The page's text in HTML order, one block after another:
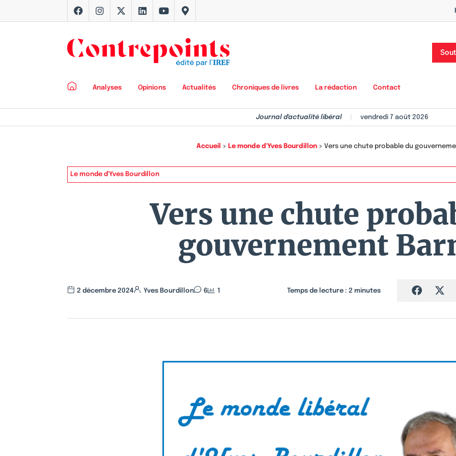
Analyses Opinions Actualités Chroniques de livres La rédaction Contact
Journal d'actualité libéral vendredi 7 août 2026
Accueil > Le monde d'Yves Bourdillon > Vers une chute probable du
Le monde d'Yves Bourdillon
Vers une chute
gouvernement
2 décembre 2024 Yves Bourdillon 6 1 Temps de lecture : 2 minutes